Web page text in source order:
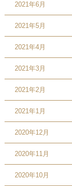
2021年6月
2021年5月
2021年4月
2021年3月
2021年2月
2021年1月
2020年12月
2020年11月
2020年10月